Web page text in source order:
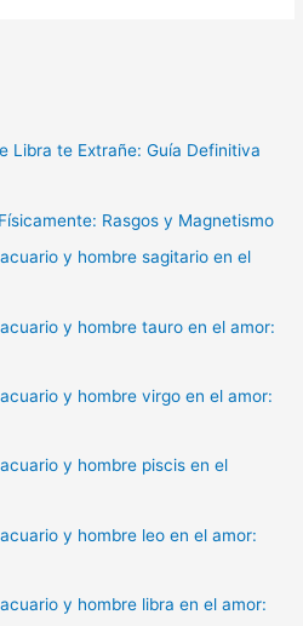
Libra te Extrañe: Guía Definitiva
Rasgos y Magnetismo
y hombre sagitario en el
y hombre tauro en el amor:
y hombre virgo en el amor:
y hombre piscis en el
y hombre leo en el amor:
y hombre libra en el amor: